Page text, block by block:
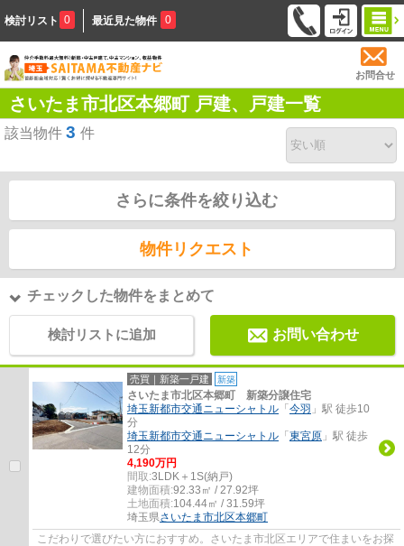
検討リスト 0 最近見た物件 0
お問合せ
さいたま市北区本郷町 戸建、戸建一覧
該当物件 3 件
さらに条件を絞り込む
物件リクエスト
チェックした物件をまとめて
検討リストに追加 お問い合わせ
売買｜新築一戸建 新築
さいたま市北区本郷町 新築分譲住宅
埼玉新都市交通ニューシャトル 「 今羽 」駅 徒歩10
分
埼玉新都市交通ニューシャトル 「 東宮原 」駅 徒歩
12分
4,190万円
間取:3LDK＋1S(納戸)
建物面積:92.33㎡ / 27.92坪
土地面積:104.44㎡ / 31.59坪
埼玉県さいたま市北区本郷町
こだわりで選びたい方におすすめ。さいたま市北区エリアで住まいをお探